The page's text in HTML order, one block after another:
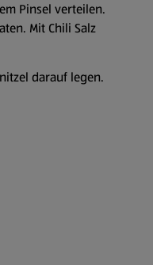
Pinsel verteilen.
Mit Chili Salz
darauf legen.